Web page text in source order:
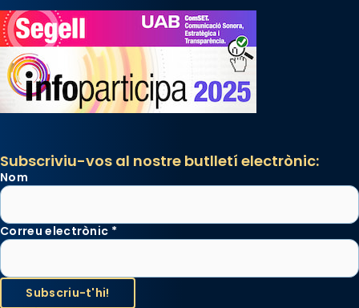
Subscriviu-vos al nostre butlletí electrònic:
Nom
Correu electrònic *